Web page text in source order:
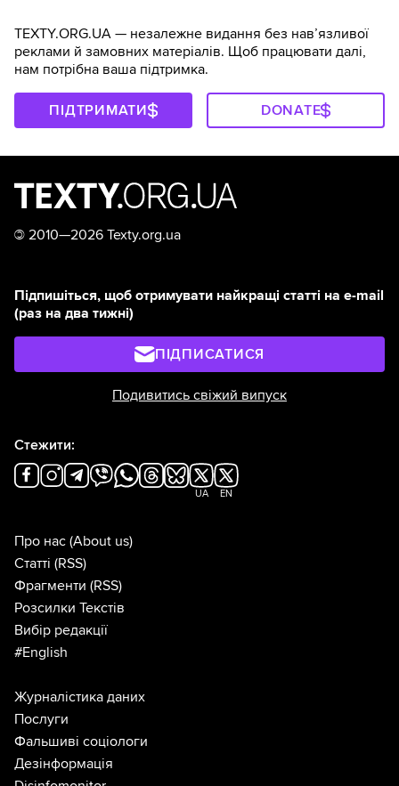
TEXTY.ORG.UA — незалежне видання без навʼязливої
реклами й замовних матеріалів. Щоб працювати далі,
нам потрібна ваша підтримка.
ПІДТРИМАТИ DONATE
© 2010—2026 Texty.org.ua
Підпишіться, щоб отримувати найкращі статті на e-mail
(раз на два тижні)
ПІДПИСАТИСЯ
Подивитись свіжий випуск
Стежити:
UA EN
Про нас (About us)
Статті (RSS)
Фрагменти (RSS)
Розсилки Текстів
Вибір редакції
#English
Журналістика даних
Послуги
Фальшиві соціологи
Дезінформація